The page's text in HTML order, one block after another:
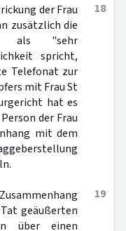
18
der Frau
zusätzlich die
als "sehr
spricht,
Telefonat zur
mit Frau St
hat es
der Frau
mit dem
19
geäußerten
über einen